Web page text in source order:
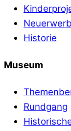
Historie
Museum
Rundgang